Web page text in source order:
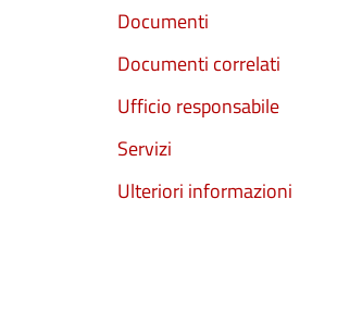
Documenti
Documenti correlati
Ufficio responsabile
Servizi
Ulteriori informazioni